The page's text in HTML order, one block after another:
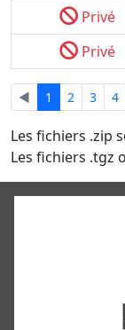
Privé
Privé
◄ 1 2 3 4
Les fichiers .zip
Les fichiers .tgz